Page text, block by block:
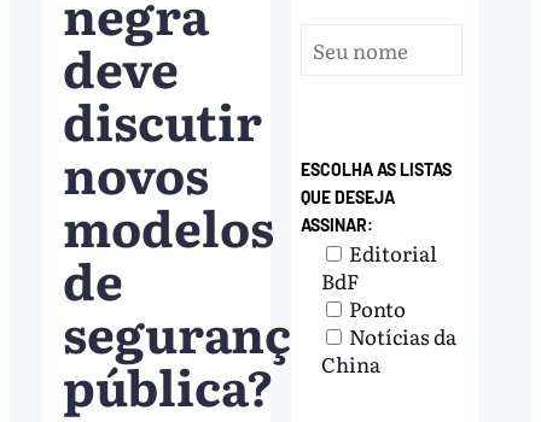
deve
discutir
novos
modelos
de
segurança
pública?
ESCOLHA AS LISTAS
QUE DESEJA
ASSINAR:
Editorial
BdF
Ponto
Notícias da
China